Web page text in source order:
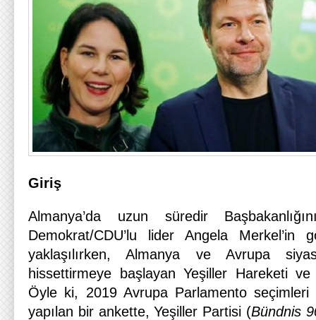
Giriş
Almanya’da uzun süredir
Demokrat/CDU’lu lider Angela Merkel’in
yaklaşılırken, Almanya ve Avrupa
hissettirmeye başlayan Yeşiller Hareketi
Öyle ki, 2019 Avrupa Parlamento seçimleri
yapılan bir ankette, Yeşiller Partisi (Bündnis